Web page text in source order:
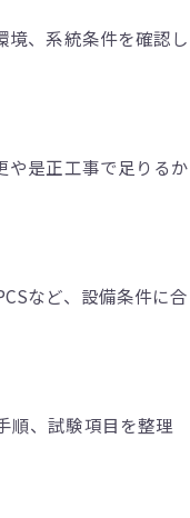
境、系統条件を確認し
や是正工事で足りるか
など、設備条件に合
順、試験項目を整理